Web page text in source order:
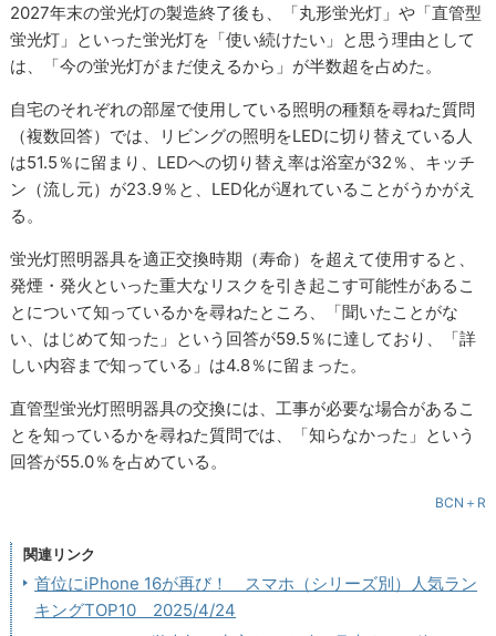
2027年末の蛍光灯の製造終了後も、「丸形蛍光灯」や「直管型
蛍光灯」といった蛍光灯を「使い続けたい」と思う理由として
は、「今の蛍光灯がまだ使えるから」が半数超を占めた。
自宅のそれぞれの部屋で使用している照明の種類を尋ねた質問
（複数回答）では、リビングの照明をLEDに切り替えている人
は51.5％に留まり、LEDへの切り替え率は浴室が32％、キッチ
ン（流し元）が23.9％と、LED化が遅れていることがうかがえ
る。
蛍光灯照明器具を適正交換時期（寿命）を超えて使用すると、
発煙・発火といった重大なリスクを引き起こす可能性があるこ
とについて知っているかを尋ねたところ、「聞いたことがな
い、はじめて知った」という回答が59.5％に達しており、「詳
しい内容まで知っている」は4.8％に留まった。
直管型蛍光灯照明器具の交換には、工事が必要な場合があるこ
とを知っているかを尋ねた質問では、「知らなかった」という
回答が55.0％を占めている。
BCN＋R
関連リンク
首位にiPhone 16が再び！ スマホ（シリーズ別）人気ラン
キングTOP10 2025/4/24